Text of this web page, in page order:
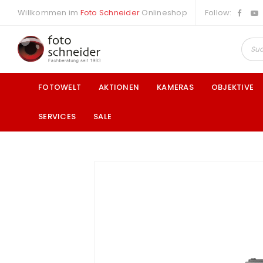
Willkommen im Foto Schneider Onlineshop Follow:
FOTOWELT AKTIONEN KAMERAS OBJEKTIVE
SERVICES SALE